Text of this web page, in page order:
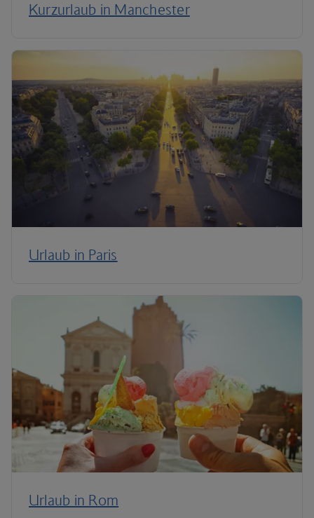
Kurzurlaub in Manchester
Urlaub in Paris
Urlaub in Rom